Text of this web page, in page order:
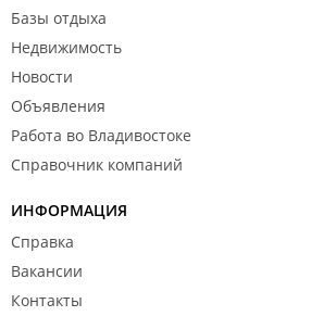
Базы отдыха
Недвижимость
Новости
Объявления
Работа во Владивостоке
Справочник компаний
ИНФОРМАЦИЯ
Справка
Вакансии
Контакты